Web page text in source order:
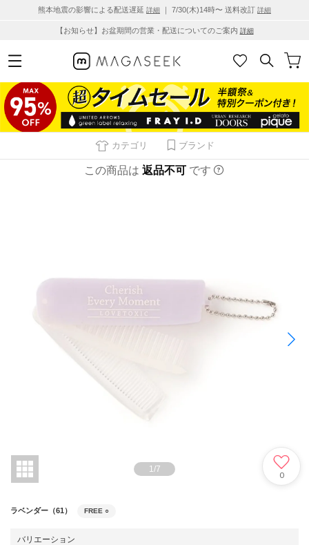
熊本地震の影響による配送遅延 詳細 ｜ 7/30(木)14時〜 送料改訂 詳細
【お知らせ】お盆期間の営業・配送についてのご案内 詳細
カテゴリ ブランド
この商品は 返品不可 です
1 /7
0
ラベンダー（61） FREE ○
バリエーション